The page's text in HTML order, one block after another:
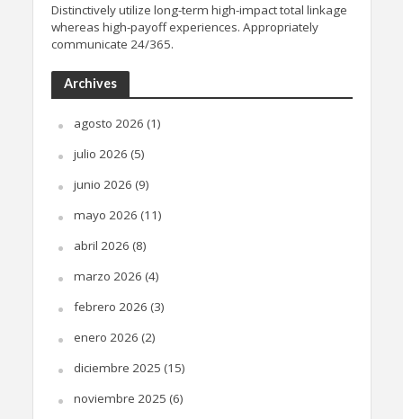
Distinctively utilize long-term high-impact total linkage
whereas high-payoff experiences. Appropriately
communicate 24/365.
Archives
agosto 2026 (1)
julio 2026 (5)
junio 2026 (9)
mayo 2026 (11)
abril 2026 (8)
marzo 2026 (4)
febrero 2026 (3)
enero 2026 (2)
diciembre 2025 (15)
noviembre 2025 (6)